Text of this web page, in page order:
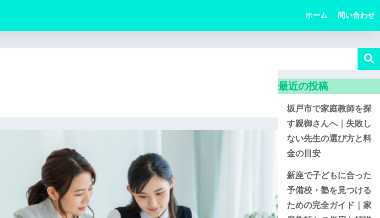
ホーム 問い合わせ
最近の投稿
坂戸市で家庭教師を探
す親御さんへ｜失敗し
ない先生の選び方と料
金の目安
新座で子どもに合った
予備校・塾を見つける
ための完全ガイド｜家